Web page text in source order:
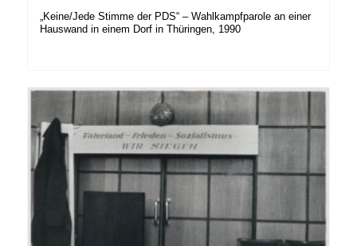
„Keine/Jede Stimme der PDS“ – Wahlkampfparole an einer
Hauswand in einem Dorf in Thüringen, 1990